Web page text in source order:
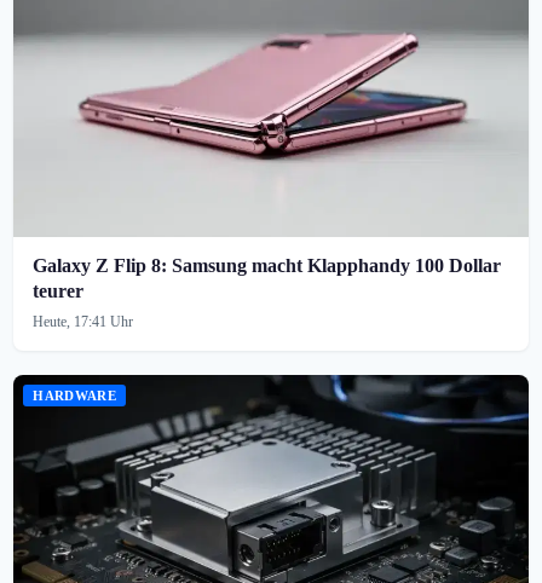
Galaxy Z Flip 8: Samsung macht Klapphandy 100 Dollar
teurer
Heute, 17:41 Uhr
HARDWARE